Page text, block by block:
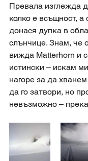
Превала изглежда
колко е всъщност, а
донася дупка в
слънчице. Знам, че
вижда Matterhorn и
истински – искам
нагоре за да
да го затвори, но
невъзможно –